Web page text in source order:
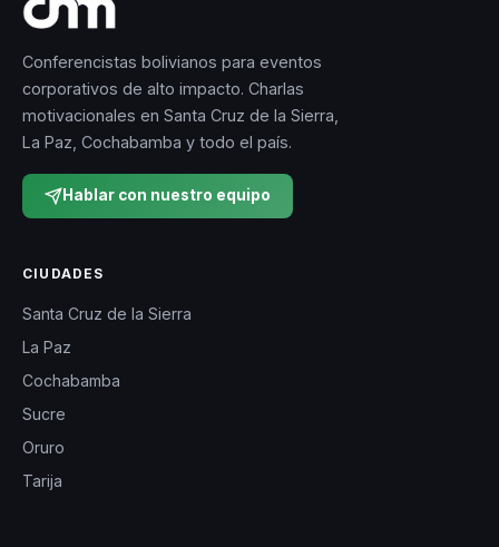
Conferencistas bolivianos para eventos
corporativos de alto impacto. Charlas
motivacionales en Santa Cruz de la Sierra,
La Paz, Cochabamba y todo el país.
Hablar con nuestro equipo
CIUDADES
Santa Cruz de la Sierra
La Paz
Cochabamba
Sucre
Oruro
Tarija